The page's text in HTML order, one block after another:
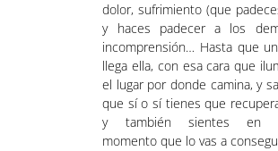
dolor, sufrimiento (que
y haces padecer a los
incomprensión… Hasta que
llega ella, con esa cara que
el lugar por donde camina, y
que sí o sí tienes que
y también sientes en
momento que lo vas a